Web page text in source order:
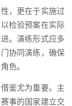
，更在于实施过
检验预案在实际
。演练形式应多
协同演练，确保
色。
鉴尤为重要。主
事的国家建立交